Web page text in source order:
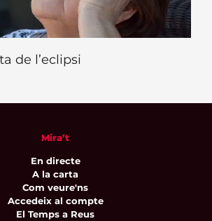
de l’eclipsi
Mira’t
En directe
A la carta
Com veure'ns
Accedeix al compte
El Temps a Reus